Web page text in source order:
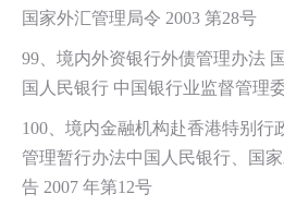
国家外汇管理局令 2003 第28号
99、境内外资银行外债管理办法
国人民银行 中国银行业监督管理
100、境内金融机构赴香港特别行
管理暂行办法中国人民银行、国
告 2007 年第12号